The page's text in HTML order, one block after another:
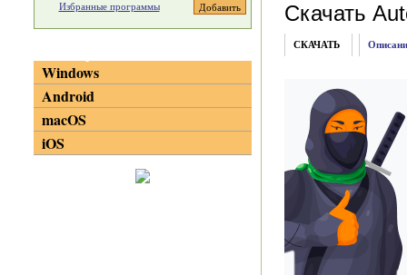
Скачать
СКАЧАТЬ
Избранные программы
Windows
Android
macOS
iOS